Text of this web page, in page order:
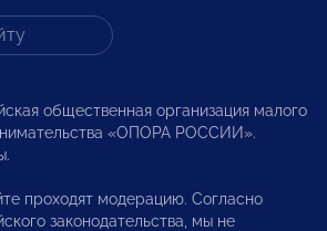
общественная организация малого
«ОПОРА РОССИИ».
проходят модерацию. Согласно
законодательства, мы не